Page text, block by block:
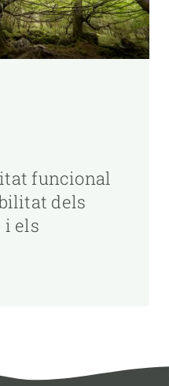
funcional
dels
i els